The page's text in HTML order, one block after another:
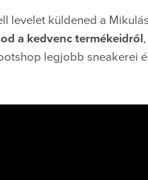
levelet küldened a
a kedvenc termékeidről
legjobb sneakerei